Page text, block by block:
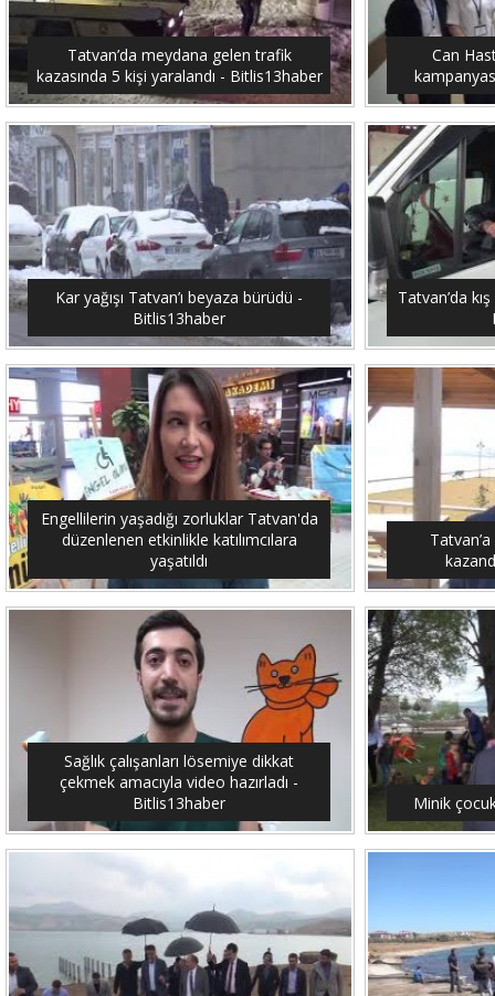
Tatvan’da meydana gelen trafik
kazasında 5 kişi yaralandı - Bitlis13haber
Can
Kar yağışı Tatvan’ı beyaza bürüdü -
Bitlis13haber
Tatvan’da
Engellilerin yaşadığı zorluklar Tatvan'da
düzenlenen etkinlikle katılımcılara
yaşatıldı
Sağlık çalışanları lösemiye dikkat
çekmek amacıyla video hazırladı -
Bitlis13haber
Minik